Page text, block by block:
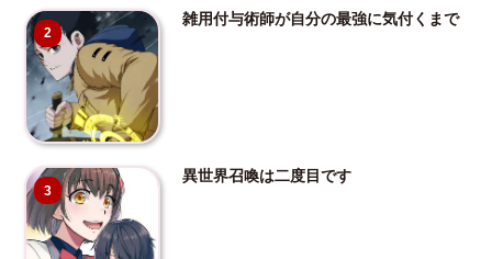
2
雑用付与術師が自分の最強に気付くまで
3
異世界召喚は二度目です